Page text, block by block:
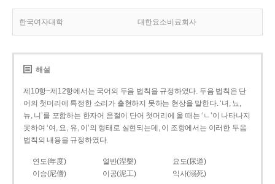
한국여자대학 대한요소비료회사
해설
제10항~제12항에서는 국어의 두음 법칙을 규정하였다. 두음 법칙은 단
어의 첫머리에 특정한 소리가 출현하지 못하는 현상을 말한다. ‘녀, 뇨,
뉴, 니’를 포함하는 한자어 음절이 단어 첫머리에 올 때는 ‘ㄴ’이 나타나지
못하여 ‘여, 요, 유, 이’의 형태로 실현되는데, 이 조항에서는 이러한 두음
법칙의 내용을 규정하였다.
연도(年度) 열반(涅槃)
요도(尿道)
이승(尼僧)
이공(泥工) 익사(溺死)